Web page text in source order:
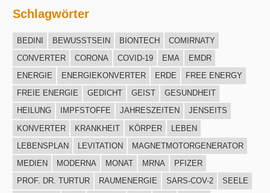
Schlagwörter
BEDINI BEWUSSTSEIN BIONTECH
COMIRNATY
CONVERTER
CORONA COVID-19 EMA
EMDR
ENERGIE
ENERGIEKONVERTER ERDE
FREE ENERGY
FREIE ENERGIE
GEDICHT GEIST
GESUNDHEIT
HEILUNG
IMPFSTOFFE JAHRESZEITEN
JENSEITS
KONVERTER
KRANKHEIT KÖRPER
LEBEN
LEBENSPLAN
LEVITATION
MAGNETMOTORGENERATOR
MEDIEN
MODERNA MONAT MRNA
PFIZER
PROF. DR. TURTUR
RAUMENERGIE SARS-COV-2
SEELE